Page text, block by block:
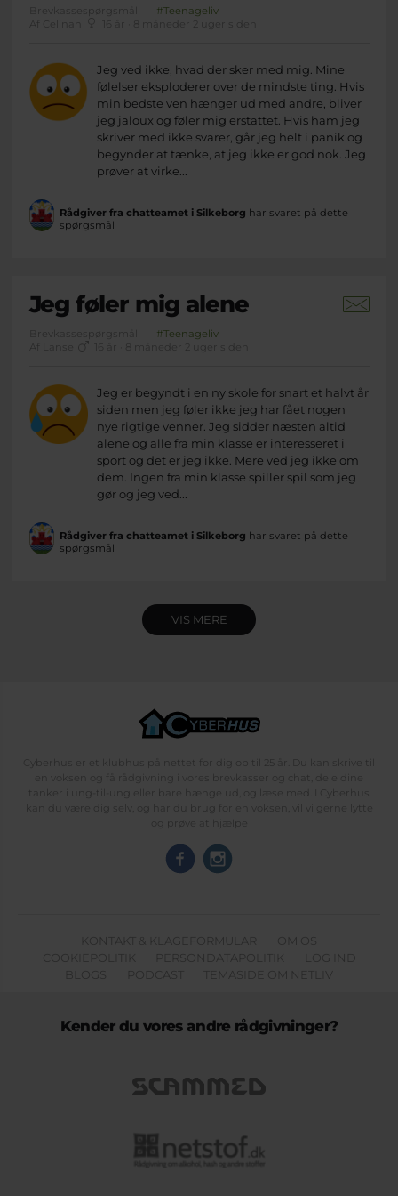
Brevkassespørgsmål
#Teenageliv
Af Celinah
16 år · 8 måneder 2 uger siden
Jeg ved ikke, hvad der sker med mig. Mine
følelser eksploderer over de mindste ting. Hvis
min bedste ven hænger ud med andre, bliver
jeg jaloux og føler mig erstattet. Hvis ham jeg
skriver med ikke svarer, går jeg helt i panik og
begynder at tænke, at jeg ikke er god nok. Jeg
prøver at virke...
Rådgiver fra chatteamet i Silkeborg har svaret på dette
spørgsmål
Jeg føler mig alene
Brevkassespørgsmål
#Teenageliv
Af Lanse
16 år · 8 måneder 2 uger siden
Jeg er begyndt i en ny skole for snart et halvt år
siden men jeg føler ikke jeg har fået nogen
nye rigtige venner. Jeg sidder næsten altid
alene og alle fra min klasse er interesseret i
sport og det er jeg ikke. Mere ved jeg ikke om
dem. Ingen fra min klasse spiller spil som jeg
gør og jeg ved...
Rådgiver fra chatteamet i Silkeborg har svaret på dette
spørgsmål
VIS MERE
Cyberhus er et klubhus på nettet for dig op til 25 år. Du kan skrive til
en voksen og få rådgivning i vores brevkasser og chat, dele dine
tanker i ung-til-ung eller bare hænge ud, og læse med. I Cyberhus
kan du være dig selv, og har du brug for en voksen, vil vi gerne lytte
og prøve at hjælpe
KONTAKT & KLAGEFORMULAR
OM OS
COOKIEPOLITIK
PERSONDATAPOLITIK
LOG IND
BLOGS
PODCAST TEMASIDE OM NETLIV
Kender du vores andre rådgivninger?